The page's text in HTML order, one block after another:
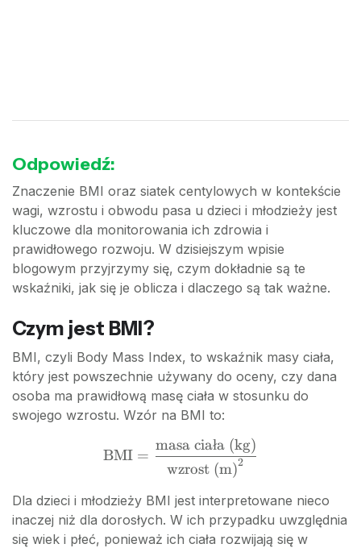
Odpowiedź:
Znaczenie BMI oraz siatek centylowych w kontekście
wagi, wzrostu i obwodu pasa u dzieci i młodzieży jest
kluczowe dla monitorowania ich zdrowia i
prawidłowego rozwoju. W dzisiejszym wpisie
blogowym przyjrzymy się, czym dokładnie są te
wskaźniki, jak się je oblicza i dlaczego są tak ważne.
Czym jest BMI?
BMI, czyli Body Mass Index, to wskaźnik masy ciała,
który jest powszechnie używany do oceny, czy dana
osoba ma prawidłową masę ciała w stosunku do
swojego wzrostu. Wzór na BMI to:
\text{BMI} =
\frac{\text{masa
ciała (kg)}}
{\text{wzrost
(m)}^2}
BMI =
wzrost (m)2
masa ciała (kg)
Dla dzieci i młodzieży BMI jest interpretowane nieco
inaczej niż dla dorosłych. W ich przypadku uwzględnia
się wiek i płeć, ponieważ ich ciała rozwijają się w